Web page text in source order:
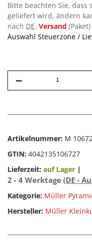
Bitte beachten Sie, dass
geliefert wird, ändern
nach DE. Versand (Paket)
Auswahl Steuerzone /
Artikelnummer: M
GTIN: 4042135106727
Lieferzeit: auf Lager |
2 - 4 Werktage (DE -
Kategorie: Müller
Hersteller: Müller